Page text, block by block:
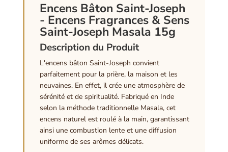
Encens Bâton Saint-Joseph
- Encens Fragrances & Sens
Saint-Joseph Masala 15g
Description du Produit
L'encens bâton Saint-Joseph convient
parfaitement pour la prière, la maison et les
neuvaines. En effet, il crée une atmosphère de
sérénité et de spiritualité. Fabriqué en Inde
selon la méthode traditionnelle Masala, cet
encens naturel est roulé à la main, garantissant
ainsi une combustion lente et une diffusion
uniforme de ses arômes délicats.